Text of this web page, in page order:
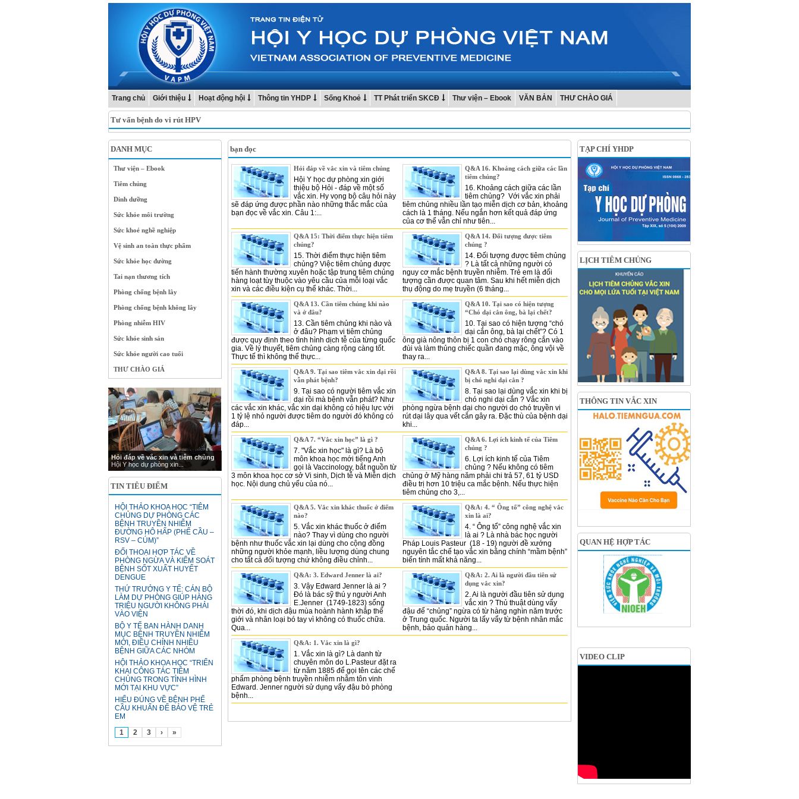
Trang chủ Giới thiệu Hoạt động hội Thông tin YHDP Sống Khoẻ TT Phát triển SKCĐ Thư viện – Ebook VĂN BẢN THƯ CHÀO GIÁ
Tư vấn bệnh do vi rút HPV
DANH MỤC
Thư viện – Ebook
Tiêm chủng
Dinh dưỡng
Sức khỏe môi trường
Sức khoẻ nghề nghiệp
Vệ sinh an toàn thực phẩm
Sức khỏe học đường
Tai nạn thương tích
Phòng chống bệnh lây
Phòng chống bệnh không lây
Phòng nhiễm HIV
Sức khỏe sinh sản
Sức khỏe người cao tuổi
THƯ CHÀO GIÁ
Hỏi đáp về vắc xin và tiêm chủng
Hội Y học dự phòng xin...
TIN TIÊU ĐIỂM
HỘI THẢO KHOA HỌC “TIÊM
CHỦNG DỰ PHÒNG CÁC
BỆNH TRUYỀN NHIỄM
ĐƯỜNG HÔ HẤP (PHẾ CẦU –
RSV – CÚM)”
ĐỐI THOẠI HỢP TÁC VỀ
PHÒNG NGỪA VÀ KIỂM SOÁT
BỆNH SỐT XUẤT HUYẾT
DENGUE
THỨ TRƯỞNG Y TẾ: CÁN BỘ
LÀM DỰ PHÒNG GIÚP HÀNG
TRIỆU NGƯỜI KHÔNG PHẢI
VÀO VIỆN
BỘ Y TẾ BAN HÀNH DANH
MỤC BỆNH TRUYỀN NHIỄM
MỚI, ĐIỀU CHỈNH NHIỀU
BỆNH GIỮA CÁC NHÓM
HỘI THẢO KHOA HỌC “TRIỂN
KHAI CÔNG TÁC TIÊM
CHỦNG TRONG TÌNH HÌNH
MỚI TẠI KHU VỰC”
HIỂU ĐÚNG VỀ BỆNH PHẾ
CẦU KHUẨN ĐỂ BẢO VỆ TRẺ
EM
1
2 3 › »
bạn đọc
Hỏi đáp về vắc xin và tiêm chủng
Hội Y học dự phòng xin giới
thiệu bộ Hỏi - đáp về một số
vắc xin. Hy vọng bộ câu hỏi này
sẽ đáp ứng được phần nào những thắc mắc của
bạn đọc về vắc xin. Câu 1:...
Q&A 16. Khoảng cách giữa các lần
tiêm chủng?
16. Khoảng cách giữa các lần
tiêm chủng? Với vắc xin phải
tiêm chủng nhiều lần tạo miễn dịch cơ bản, khoảng
cách là 1 tháng. Nếu ngắn hơn kết quả đáp ứng
của cơ thể vẫn chỉ như tiên...
Q&A 15: Thời điểm thực hiện tiêm
chủng?
15. Thời điểm thực hiện tiêm
chủng? Việc tiêm chủng được
tiến hành thường xuyên hoặc tập trung tiêm chủng
hàng loạt tùy thuộc vào yêu cầu của mỗi loại vắc
xin và các điều kiện cụ thể khác. Thời...
Q&A 14. Đối tượng được tiêm
chủng ?
14. Đối tượng được tiêm chủng
? Là tất cả những người có
nguy cơ mắc bệnh truyền nhiễm. Trẻ em là đối
tượng cần được quan tâm. Sau khi hết miễn dịch
thụ động do mẹ truyền (6 tháng...
Q&A 13. Cần tiêm chủng khi nào
và ở đâu?
13. Cần tiêm chủng khi nào và
ở đâu? Phạm vi tiêm chủng
được quy định theo tình hình dịch tễ của từng quốc
gia. Về lý thuyết, tiêm chủng càng rộng càng tốt.
Thực tế thì không thể thực...
Q&A 10. Tại sao có hiện tượng
“Chó dại cắn ông, bà lại chết?
10. Tại sao có hiện tượng “chó
dại cắn ông, bà lại chết”? Có 1
ông già nông thôn bị 1 con chó chạy rông cắn vào
đùi và làm thủng chiếc quần đang mặc, ông vội về
thay ra...
Q&A 9. Tại sao tiêm vắc xin dại rồi
vẫn phát bệnh?
9. Tại sao có người tiêm vắc xin
dại rồi mà bệnh vẫn phát? Như
các vắc xin khác, vắc xin dại không có hiệu lực với
1 tỷ lệ nhỏ người được tiêm do người đó không có
đáp...
Q&A 8. Tại sao lại dùng vắc xin khi
bị chó nghi dại cắn ?
8. Tại sao lại dùng vắc xin khi bị
chó nghi dại cắn ? Vắc xin
phòng ngừa bệnh dại cho người do chó truyền vi
rút dại lây qua vết cắn gây ra. Đặc thù của bệnh dại
khi...
Q&A 7. “Vắc xin học” là gì ?
7. "Vắc xin học" là gì? Là bộ
môn khoa học mới tiếng Anh
gọi là Vaccinology, bắt nguồn từ
3 môn khoa học cơ sở Vi sinh, Dịch tễ và Miễn dịch
học. Nội dung chủ yếu của nó...
Q&A 6. Lợi ích kinh tế của Tiêm
chủng ?
6. Lợi ích kinh tế của Tiêm
chủng ? Nếu không có tiêm
chủng ở Mỹ hàng năm phải chi trả 57, 61 tỷ USD
điều trị hơn 10 triệu ca mắc bệnh. Nếu thực hiện
tiêm chủng cho 3,...
Q&A 5. Vắc xin khác thuốc ở điểm
nào?
5. Vắc xin khác thuốc ở điểm
nào? Thay vì dùng cho người
bệnh như thuốc vắc xin lại dùng cho cộng đồng
những người khỏe mạnh, liều lượng dùng chung
cho tất cả đối tượng chứ không điều chỉnh...
Q&A: 4. “ Ông tổ” công nghệ vắc
xin là ai?
4. “ Ông tổ” công nghệ vắc xin
là ai ? Là nhà bác học người
Pháp Louis Pasteur (18 - 19) người đề xướng
nguyên tắc chế tạo vắc xin bằng chính “mầm bệnh”
biến tính mất khả năng...
Q&A: 3. Edward Jenner là ai?
3. Vậy Edward Jenner là ai ?
Đó là bác sỹ thú y người Anh
E.Jenner (1749-1823) sống
thời đó, khi dịch đậu mùa hoành hành khắp thế
giới và nhân loại bó tay vì không có thuốc chữa.
Qua...
Q&A: 2. Ai là người đầu tiên sử
dụng vắc xin?
2. Ai là người đầu tiên sử dụng
vắc xin ? Thủ thuật dùng vẩy
đậu để “chủng” ngừa có từ hàng nghìn năm trước
ở Trung quốc. Người ta lấy vẩy từ bệnh nhân mắc
bệnh, bảo quản hàng...
Q&A: 1. Vắc xin là gì?
1. Vắc xin là gì? Là danh từ
chuyên môn do L.Pasteur đặt ra
từ năm 1885 để gọi tên các chế
phẩm phòng bệnh truyền nhiễm nhằm tôn vinh
Edward. Jenner người sử dụng vẩy đậu bò phòng
bệnh...
TẠP CHÍ YHDP
LỊCH TIÊM CHỦNG
THÔNG TIN VẮC XIN
QUAN HỆ HỢP TÁC
VIDEO CLIP